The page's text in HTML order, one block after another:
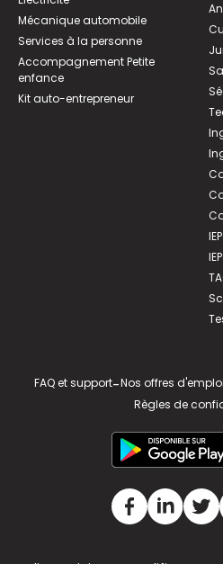
Mécanique automobile
Services à la personne
Accompagnement Petite
enfance
Kit auto-entrepreneur
FAQ et support-Nos offres d'emploi
Règles de